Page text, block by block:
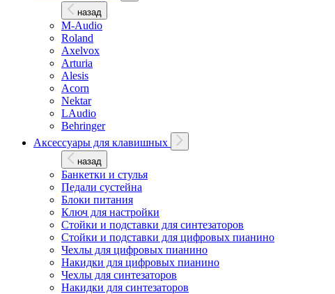
назад
M-Audio
Roland
Axelvox
Arturia
Alesis
Acorn
Nektar
LAudio
Behringer
Аксессуары для клавишных
назад
Банкетки и стулья
Педали сустейна
Блоки питания
Ключ для настройки
Стойки и подставки для синтезаторов
Стойки и подставки для цифровых пианино
Чехлы для цифровых пианино
Накидки для цифровых пианино
Чехлы для синтезаторов
Накидки для синтезаторов